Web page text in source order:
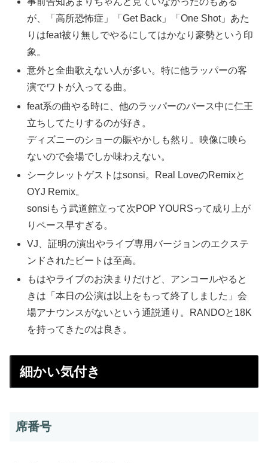
が、「高所恐怖症」「Get Back」「One Shot」あた
りはfeat被り無しでやるにしてはかなり豪勢という印
象。
意外と全曲歌えない人が多い。特に他ラッパーの客
演でワトが入ってる曲。
feat系の曲やる時に、他のラッパーのバース中に仁王
立ちしてたりするのが好き。
ディズニーのショーの賑やかしも然り。映像に映ら
ないので会場でしか味わえない。
シークレットゲストはsonsi。Real LoveのRemixと
OYJ Remix。
sonsiもう武道館立って次POP YOURSって成り上が
りペース早すぎる。
VJ、証明の演出やライブ専用バージョンのエクステ
ンドされたビートは至高。
もはやライブのお決まりだけど、アンコールやると
きは「本日の公演は以上をもって終了しました」会
場アナウンスがないという通説通り。RANDOと18K
を持ってきたのは良き。
細かい気付き
席番号